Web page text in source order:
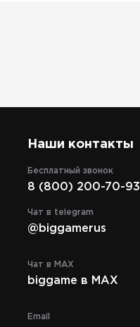
Наши контакты
Бесплатный звонок
8 (800) 200-70-93
Чат в telegram
@biggamerus
Чат в MAX
biggame в MAX
Email
д. 2, стр. 1,
до 21:00